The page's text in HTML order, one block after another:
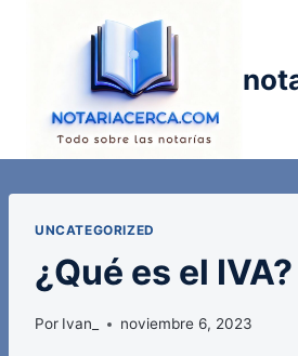
UNCATEGORIZED
¿Qué es el IVA?
Por Ivan_ noviembre 6, 2023